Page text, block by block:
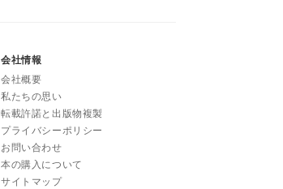
会社情報
会社概要
私たちの思い
転載許諾と出版物複製
プライバシーポリシー
お問い合わせ
本の購入について
サイトマップ